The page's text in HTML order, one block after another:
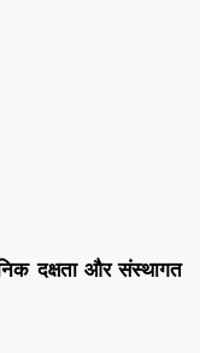
दक्षता और संस्थागत